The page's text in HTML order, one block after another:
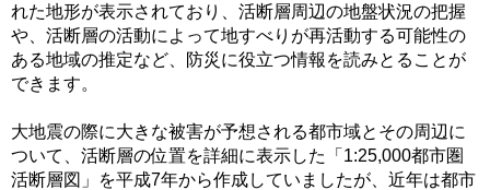
れた地形が表示されており、活断層周辺の地盤状況の把握
や、活断層の活動によって地すべりが再活動する可能性の
ある地域の推定など、防災に役立つ情報を読みとることが
できます。
大地震の際に大きな被害が予想される都市域とその周辺に
ついて、活断層の位置を詳細に表示した「1:25,000都市圏
活断層図」を平成7年から作成していましたが、近年は都市